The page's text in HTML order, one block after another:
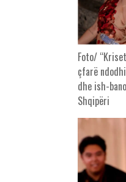
Foto/
çfarë
dhe ish-
Shqipëri